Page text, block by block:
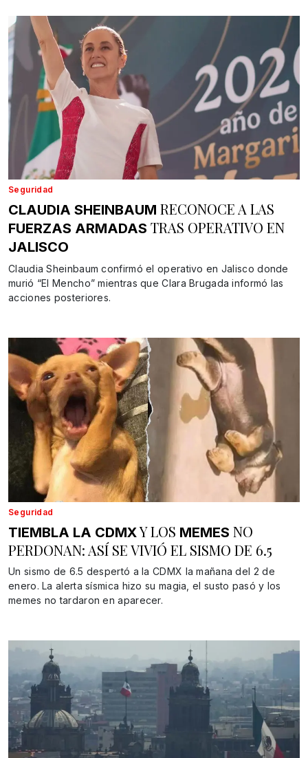
Seguridad
CLAUDIA SHEINBAUM RECONOCE A LAS
FUERZAS ARMADAS TRAS OPERATIVO EN
JALISCO
Claudia Sheinbaum confirmó el operativo en Jalisco donde
murió “El Mencho” mientras que Clara Brugada informó las
acciones posteriores.
Seguridad
TIEMBLA LA CDMXY LOS MEMES NO
PERDONAN: ASÍ SE VIVIÓ EL SISMO DE 6.5
Un sismo de 6.5 despertó a la CDMX la mañana del 2 de
enero. La alerta sísmica hizo su magia, el susto pasó y los
memes no tardaron en aparecer.